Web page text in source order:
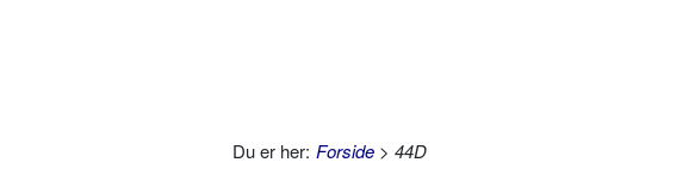
Du er her: Forside > 44D